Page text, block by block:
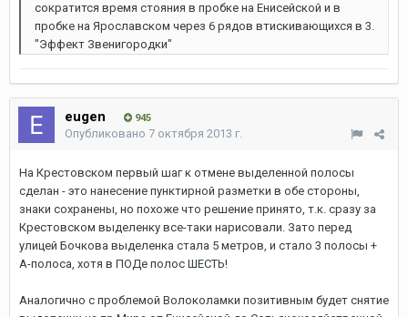
сократится время стояния в пробке на Енисейской и в
пробке на Ярославском через 6 рядов втискивающихся в 3.
"Эффект Звенигородки"
eugen 945
Опубликовано 7 октября 2013 г.
На Крестовском первый шаг к отмене выделенной полосы
сделан - это нанесение пунктирной разметки в обе стороны,
знаки сохранены, но похоже что решение принято, т.к. сразу за
Крестовском выделенку все-таки нарисовали. Зато перед
улицей Бочкова выделенка стала 5 метров, и стало 3 полосы +
А-полоса, хотя в ПОДе полос ШЕСТЬ!
Аналогично с проблемой Волоколамки позитивным будет снятие